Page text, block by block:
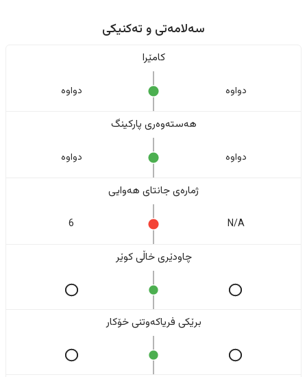
سەلامەتی و تەکنیکی
کامێرا
دواوە دواوە
هەستەوەری پارکینگ
دواوە دواوە
ژمارەی جانتای هەوایی
N/A
6
چاودێری خاڵی کوێر
برێکی فریاکەوتنی خۆکار